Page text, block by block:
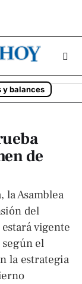
y balances
de
la Asamblea
del
vigente
según el
la estrategia